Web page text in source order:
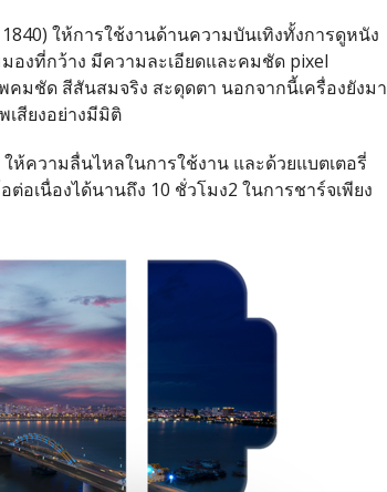
ให้การใช้งานด้านความบันเทิงทั้งการดูหนัง
องที่กว้าง มีความละเอียดและคมชัด pixel
คมชัด สีสันสมจริง สะดุดตา นอกจากนี้เครื่องยังมา
เสียงอย่างมีมิติ
ห้ความลื่นไหลในการใช้งาน และด้วยแบตเตอรี่
อเนื่องได้นานถึง 10 ชั่วโมง2 ในการชาร์จเพียง